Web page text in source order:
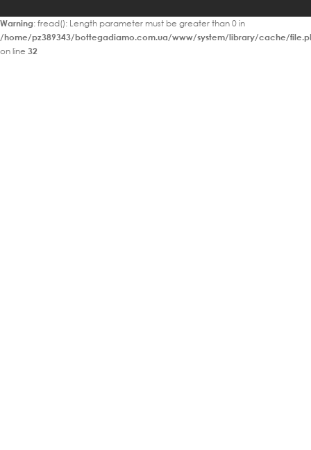
Warning: fread(): Length parameter must be greater than 0 in
/home/pz389343/bottegadiamo.com.ua/www/system/library/cache/
on line 32